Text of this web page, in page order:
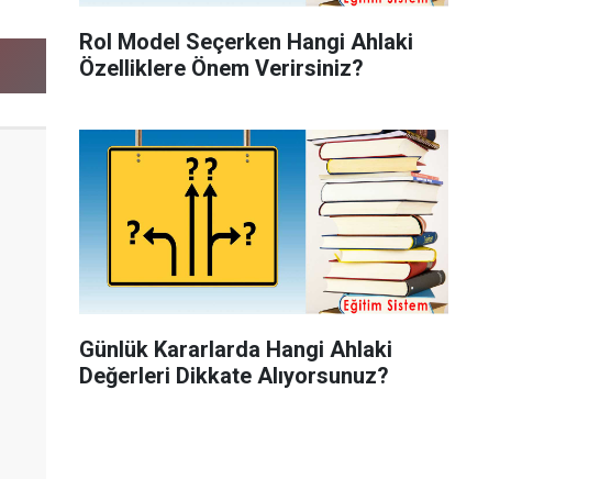
Rol Model Seçerken Hangi Ahlaki
Özelliklere Önem Verirsiniz?
Günlük Kararlarda Hangi Ahlaki
Değerleri Dikkate Alıyorsunuz?